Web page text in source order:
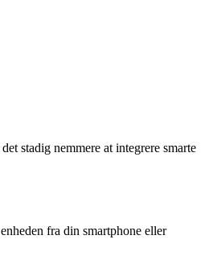
stadig nemmere at integrere smarte
fra din smartphone eller